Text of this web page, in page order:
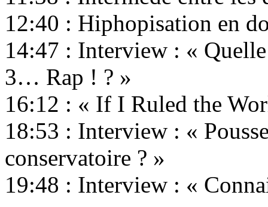
12:40 : Hiphopisation en
14:47 : Interview : «
3… Rap ! ? »
16:12 : « If I Ruled the
18:53 : Interview : «
conservatoire ? »
19:48 : Interview : «